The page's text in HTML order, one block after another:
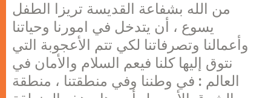
من الله بشفاعة القديسة تريزا الطفل
يسوع ، أن يتدخل في امورنا وحياتنا
وأعمالنا وتصرفاتنا لكي تتم الأعجوبة التي
نتوق إليها كلنا فيعم السلام والأمان في
العالم : في وطننا وفي منطقتنا ، منطقة